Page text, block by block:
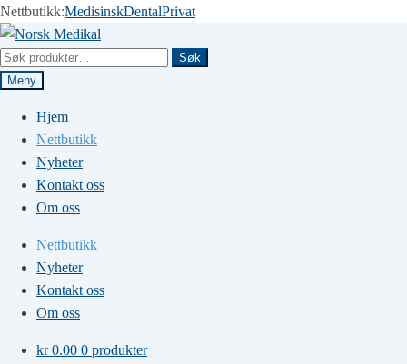
Nettbutikk:MedisinskDentalPrivat
Hopp
til
navigasjon
Hopp
til
innhold
Søk
etter:
Søk
Meny
Hjem
Nettbutikk
Nyheter
Kontakt oss
Om oss
Nettbutikk
Nyheter
Kontakt oss
Om oss
kr0.00 0 produkter